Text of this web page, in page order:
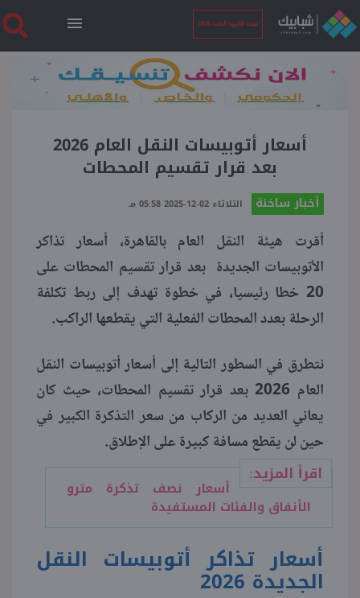
نتيجة الثانوية العامة 2026
الرئيسية
نتيجة الثانوية العامة 2026
فنجان قهوة
بوابة الطلبة
منوعات
أسعار أتوبيسات النقل العام 2026
بعد قرار تقسيم المحطات
أخبار ساخنة الثلاثاء 02-12-2025 05:58 مـ
أقرت هيئة النقل العام بالقاهرة، أسعار تذاكر
الأتوبيسات الجديدة بعد قرار تقسيم المحطات على
20 خطا رئيسيا، في خطوة تهدف إلى ربط تكلفة
الرحلة بعدد المحطات الفعلية التي يقطعها الراكب.
نتطرق في السطور التالية إلى أسعار أتوبيسات النقل
العام 2026 بعد قرار تقسيم المحطات، حيث كان
يعاني العديد من الركاب من سعر التذكرة الكبير في
حين لن يقطع مسافة كبيرة على الإطلاق.
اقرأ المزيد:
أسعار نصف تذكرة مترو
الأنفاق والفئات المستفيدة
أسعار تذاكر أتوبيسات النقل
الجديدة 2026